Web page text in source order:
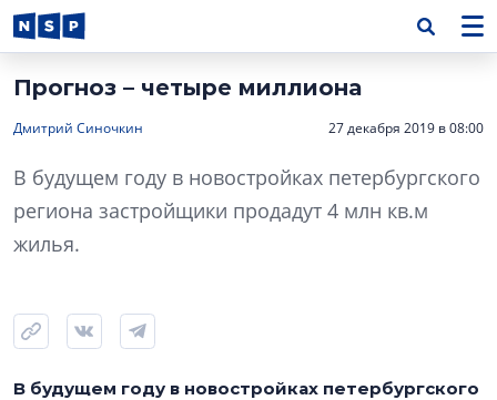
Прогноз – четыре миллиона
Дмитрий Синочкин 27 декабря 2019 в 08:00
В будущем году в новостройках петербургского
региона застройщики продадут 4 млн кв.м
жилья.
В будущем году в новостройках петербургского